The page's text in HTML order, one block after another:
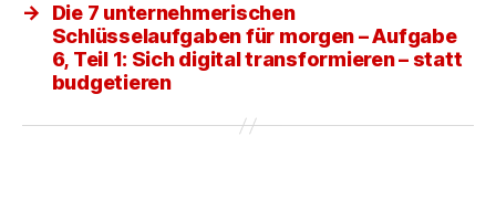
→
Die 7 unternehmerischen
Schlüsselaufgaben für morgen – Aufgabe
6, Teil 1: Sich digital transformieren – statt
budgetieren